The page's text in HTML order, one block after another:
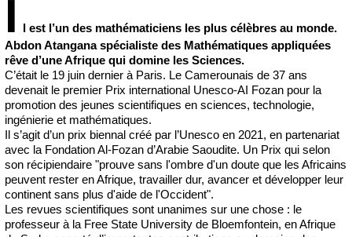
I
l est l’un des mathématiciens les plus célèbres au monde.
Abdon Atangana spécialiste des Mathématiques appliquées
rêve d’une Afrique qui domine les Sciences.
C’était le 19 juin dernier à Paris. Le Camerounais de 37 ans
devenait le premier Prix international Unesco-AI Fozan pour la
promotion des jeunes scientifiques en sciences, technologie,
ingénierie et mathématiques.
Il s’agit d’un prix biennal créé par l’Unesco en 2021, en partenariat
avec la Fondation Al-Fozan d’Arabie Saoudite. Un Prix qui selon
son récipiendaire "prouve sans l'ombre d'un doute que les Africains
peuvent rester en Afrique, travailler dur, avancer et développer leur
continent sans plus d'aide de l'Occident".
Les revues scientifiques sont unanimes sur une chose : le
professeur à la Free State University de Bloemfontein, en Afrique